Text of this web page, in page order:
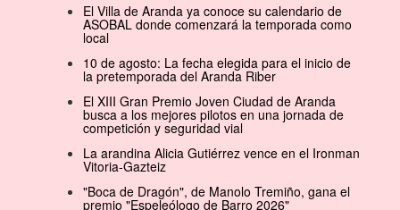
El Villa de Aranda ya conoce su calendario de
ASOBAL donde comenzará la temporada como
local
10 de agosto: La fecha elegida para el inicio de
la pretemporada del Aranda Riber
El XIII Gran Premio Joven Ciudad de Aranda
busca a los mejores pilotos en una jornada de
competición y seguridad vial
La arandina Alicia Gutiérrez vence en el Ironman
Vitoria-Gazteiz
"Boca de Dragón", de Manolo Tremiño, gana el
premio "Espeleólogo de Barro 2026"